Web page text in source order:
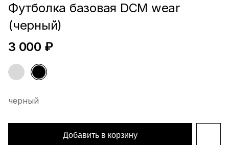
Футболка базовая DCM wear
(черный)
3 000 ₽
черный
Добавить в корзину